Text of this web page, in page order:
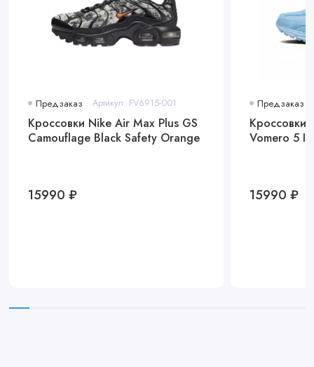
Предзаказ Артикул: FV6915-001
Кроссовки Nike Air Max Plus GS
Camouflage Black Safety Orange
15990 ₽
Предзаказ
Кроссовки
Vomero 5
15990 ₽